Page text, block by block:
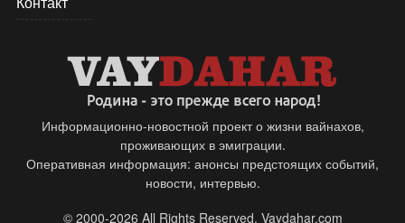
Информационно-новостной проект о жизни вайнахов,
проживающих в эмиграции.
Оперативная информация: анонсы предстоящих событий,
новости, интервью.
© 2000-2026 All Rights Reserved. Vaydahar.com